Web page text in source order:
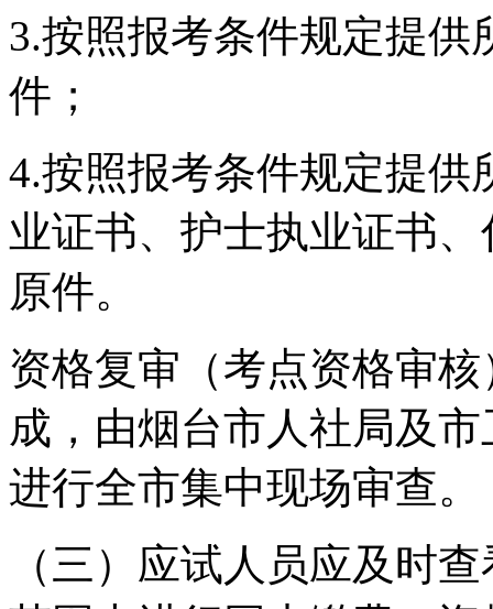
3.按照报考条件规定提
件；
4.按照报考条件规定提供
业证书、护士执业证书
原件。
资格复审（考点资格审
成，由烟台市人社局及
进行全市集中现场审查。
（三）应试人员应及时